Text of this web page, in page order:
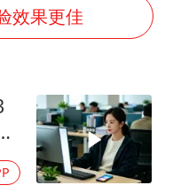
子怎么了
白海豚突然大拐弯 走出罕见路线
现身香港首映礼
假”
叫82岁儿子吃饭
效果更佳